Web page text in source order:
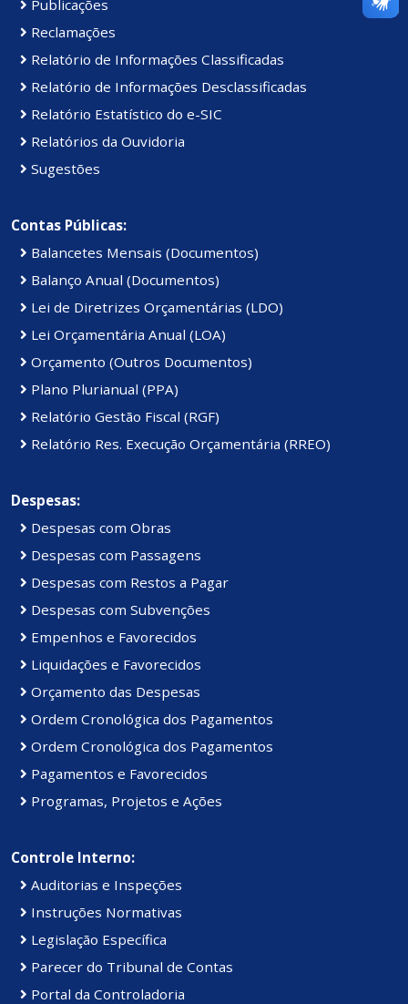
Publicações
Reclamações
Relatório de Informações Classificadas
Relatório de Informações Desclassificadas
Relatório Estatístico do e-SIC
Relatórios da Ouvidoria
Sugestões
Contas Públicas:
Balancetes Mensais (Documentos)
Balanço Anual (Documentos)
Lei de Diretrizes Orçamentárias (LDO)
Lei Orçamentária Anual (LOA)
Orçamento (Outros Documentos)
Plano Plurianual (PPA)
Relatório Gestão Fiscal (RGF)
Relatório Res. Execução Orçamentária (RREO)
Despesas:
Despesas com Obras
Despesas com Passagens
Despesas com Restos a Pagar
Despesas com Subvenções
Empenhos e Favorecidos
Liquidações e Favorecidos
Orçamento das Despesas
Ordem Cronológica dos Pagamentos
Ordem Cronológica dos Pagamentos
Pagamentos e Favorecidos
Programas, Projetos e Ações
Controle Interno:
Auditorias e Inspeções
Instruções Normativas
Legislação Específica
Parecer do Tribunal de Contas
Portal da Controladoria